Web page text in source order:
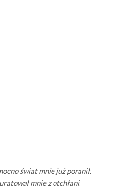
świat mnie już poranił.
mnie z otchłani.